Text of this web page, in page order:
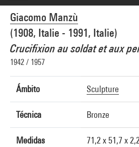
Giacomo Manzù
(1908, Italie - 1991, Italie)
Crucifixion au soldat et aux
1942 / 1957
Ámbito Sculpture
Técnica Bronze
Medidas 71,2 x 51,7 x
© droits réservés
Créditos fotográficos : Centre Pompidou, MNAM-
GrandPalaisRmn
Referencia de la imagen : 4N81976
Difusión de la imagen : GrandPalaisRmnPhoto